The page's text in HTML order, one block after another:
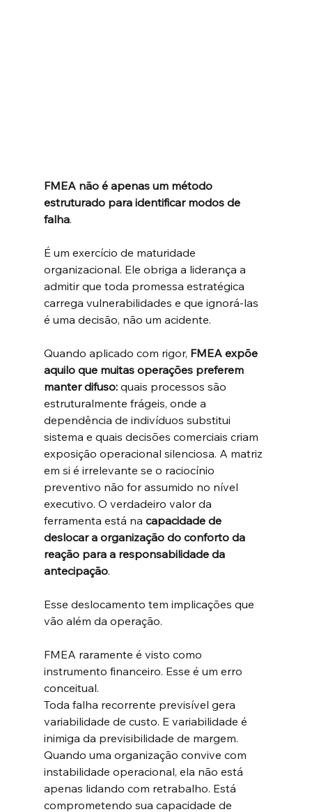
FMEA não é apenas um método
estruturado para identificar modos de
falha.
É um exercício de maturidade
organizacional. Ele obriga a liderança a
admitir que toda promessa estratégica
carrega vulnerabilidades e que ignorá-las
é uma decisão, não um acidente.
Quando aplicado com rigor, FMEA expõe
aquilo que muitas operações preferem
manter difuso: quais processos são
estruturalmente frágeis, onde a
dependência de indivíduos substitui
sistema e quais decisões comerciais criam
exposição operacional silenciosa. A matriz
em si é irrelevante se o raciocínio
preventivo não for assumido no nível
executivo. O verdadeiro valor da
ferramenta está na capacidade de
deslocar a organização do conforto da
reação para a responsabilidade da
antecipação.
Esse deslocamento tem implicações que
vão além da operação.
FMEA raramente é visto como
instrumento financeiro. Esse é um erro
conceitual.
Toda falha recorrente previsível gera
variabilidade de custo. E variabilidade é
inimiga da previsibilidade de margem.
Quando uma organização convive com
instabilidade operacional, ela não está
apenas lidando com retrabalho. Está
comprometendo sua capacidade de